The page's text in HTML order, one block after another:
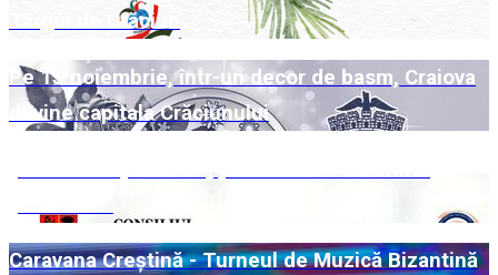
Târgul de Crăciun
Pe 15 noiembrie, într-un decor de basm, Craiova
devine capitala Crăciunului
Caravana Creștină - Turneul de Muzică Bizantină